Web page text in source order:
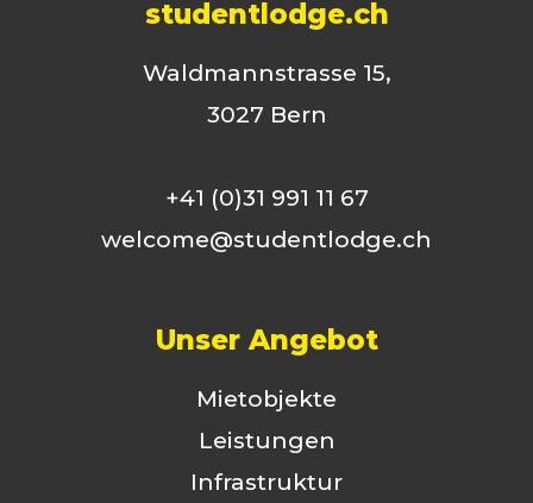
studentlodge.ch
Waldmannstrasse 15,
3027 Bern
+41 (0)31 991 11 67
welcome@studentlodge.ch
Unser Angebot
Mietobjekte
Leistungen
Infrastruktur